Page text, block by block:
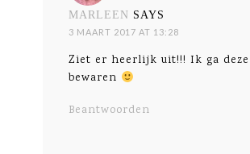
MARLEEN SAYS
3 MAART 2017 AT 13:28
Ziet er heerlijk uit!!! Ik ga
bewaren
Beantwoorden